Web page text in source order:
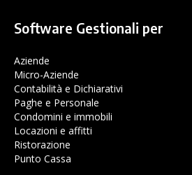
Software Gestionali per
Aziende
Micro-Aziende
Contabilità e Dichiarativi
Paghe e Personale
Condomini e immobili
Locazioni e affitti
Ristorazione
Punto Cassa